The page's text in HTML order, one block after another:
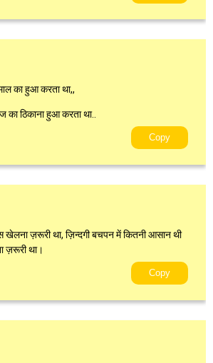
का हुआ करता था,,
ठिकाना हुआ करता था..
Copy
ज़रूरी था, ज़िन्दगी बचपन में कितनी आसान थी
ज़रूरी था।
Copy